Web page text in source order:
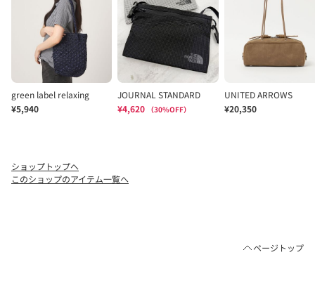
ショップトップへ
このショップのアイテム一覧へ
ページトップ